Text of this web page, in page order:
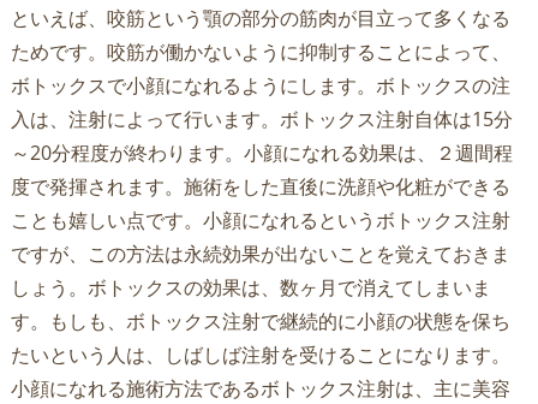
といえば、咬筋という顎の部分の筋肉が目立って多くなる
ためです。咬筋が働かないように抑制することによって、
ボトックスで小顔になれるようにします。ボトックスの注
入は、注射によって行います。ボトックス注射自体は15分
～20分程度が終わります。小顔になれる効果は、２週間程
度で発揮されます。施術をした直後に洗顔や化粧ができる
ことも嬉しい点です。小顔になれるというボトックス注射
ですが、この方法は永続効果が出ないことを覚えておきま
しょう。ボトックスの効果は、数ヶ月で消えてしまいま
す。もしも、ボトックス注射で継続的に小顔の状態を保ち
たいという人は、しばしば注射を受けることになります。
小顔になれる施術方法であるボトックス注射は、主に美容